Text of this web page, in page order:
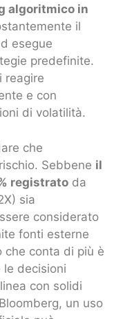
algoritmico in
il
esegue
predefinite.
reagire
e con
di volatilità.
che
Sebbene il
registrato da
sia
considerato
fonti esterne
che conta di più è
le decisioni
con solidi
un uso